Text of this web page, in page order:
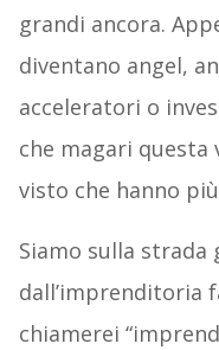
grandi ancora.
diventano angel,
acceleratori o
che magari
visto che hanno
Siamo sulla strada
dall’imprenditoria
chiamerei